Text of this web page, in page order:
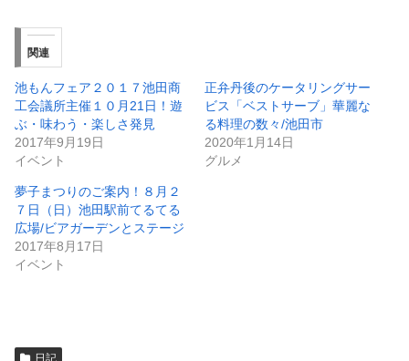
関連
池もんフェア２０１７池田商
工会議所主催１０月21日！遊
ぶ・味わう・楽しさ発見
2017年9月19日
イベント
正弁丹後のケータリングサー
ビス「ベストサーブ」華麗な
る料理の数々/池田市
2020年1月14日
グルメ
夢子まつりのご案内！８月２
７日（日）池田駅前てるてる
広場/ビアガーデンとステージ
2017年8月17日
イベント
日記